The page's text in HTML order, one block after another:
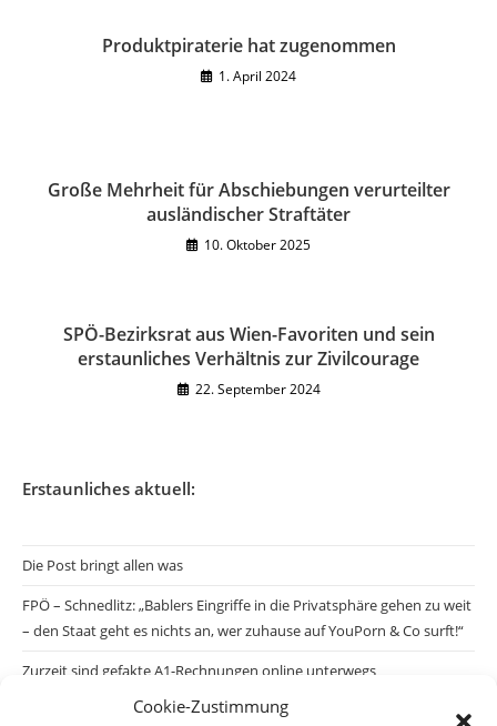
Cookie-Zustimmung
Produktpiraterie hat zugenommen
1. April 2024
Große Mehrheit für Abschiebungen verurteilter
ausländischer Straftäter
10. Oktober 2025
SPÖ-Bezirksrat aus Wien-Favoriten und sein
erstaunliches Verhältnis zur Zivilcourage
22. September 2024
Erstaunliches aktuell:
Die Post bringt allen was
FPÖ – Schnedlitz: „Bablers Eingriffe in die Privatsphäre gehen zu weit
– den Staat geht es nichts an, wer zuhause auf YouPorn & Co surft!“
Zurzeit sind gefakte A1-Rechnungen online unterwegs
Salzburgs Juden und ihre Sicherheit: „Erst nach einem Anschlag wäre